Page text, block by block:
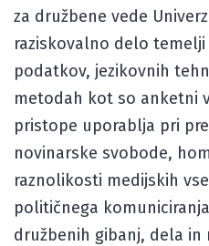
za družbene vede
raziskovalno delo
podatkov, jezikovnih
metodah kot so anketni
pristope uporablja pri
novinarske svobode,
raznolikosti medijskih
političnega
družbenih gibanj, dela in